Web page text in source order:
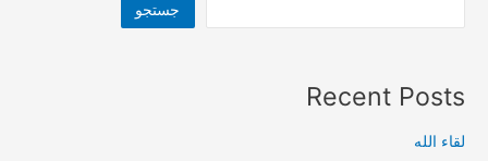
جستجو
Recent Posts
لقاء الله